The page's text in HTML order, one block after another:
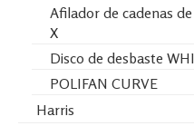
Afilador de cadenas
X
Disco de desbaste
POLIFAN CURVE
Harris